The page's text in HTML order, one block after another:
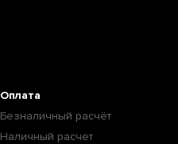
Оплата
Безналичный расчёт
Наличный расчет